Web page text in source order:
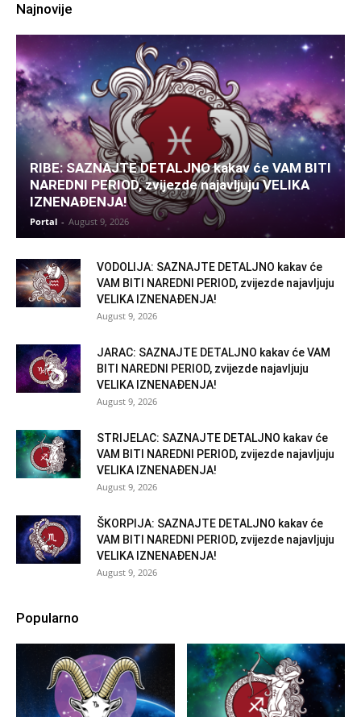
Najnovije
RIBE: SAZNAJTE DETALJNO kakav će VAM BITI
NAREDNI PERIOD, zvijezde najavljuju VELIKA
IZNENAĐENJA!
Portal - August 9, 2026
VODOLIJA: SAZNAJTE DETALJNO kakav će
VAM BITI NAREDNI PERIOD, zvijezde najavljuju
VELIKA IZNENAĐENJA!
August 9, 2026
JARAC: SAZNAJTE DETALJNO kakav će VAM
BITI NAREDNI PERIOD, zvijezde najavljuju
VELIKA IZNENAĐENJA!
August 9, 2026
STRIJELAC: SAZNAJTE DETALJNO kakav će
VAM BITI NAREDNI PERIOD, zvijezde najavljuju
VELIKA IZNENAĐENJA!
August 9, 2026
ŠKORPIJA: SAZNAJTE DETALJNO kakav će
VAM BITI NAREDNI PERIOD, zvijezde najavljuju
VELIKA IZNENAĐENJA!
August 9, 2026
Popularno